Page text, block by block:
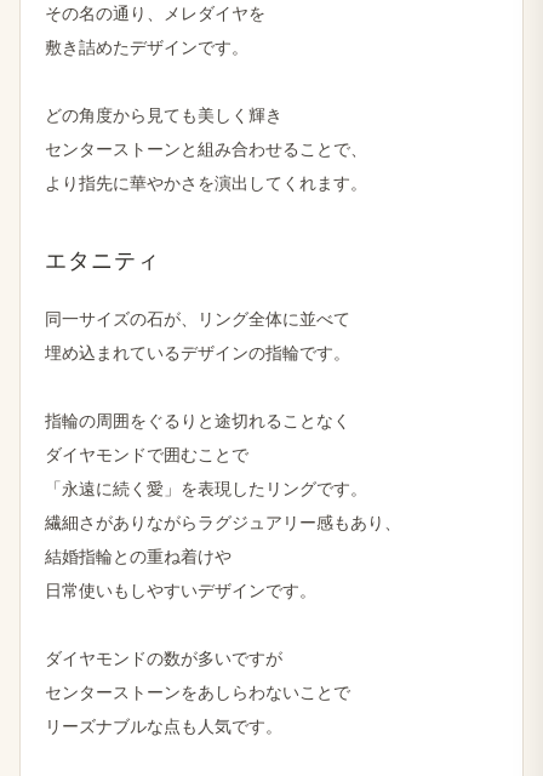
その名の​通り、​メレダイヤを
敷き詰めた​デザインです。
どの​角度から​見ても​美しく​輝き
センターストーンと​組み合わせる​ことで、
より​指先に​華やかさを​演出してくれます。
エタニティ
同一サイズの​石が、​リング全体に​並べて
埋め込まれている​デザインの​指輪です。
指輪の​周囲を​ぐるりと​途切れる​ことなく
ダイヤモンドで​囲むことで
「永遠に​続く​愛」を​表現したリングです。
繊細さが​ありながら​ラグジュアリー感も​あり、
結婚​指輪との​重ね着けや
日常使いもしやすい​デザインです。
ダイヤモンドの​数が​多いですが
センターストーンを​あしらわない​ことで
リーズナブルな​点も​人気です。